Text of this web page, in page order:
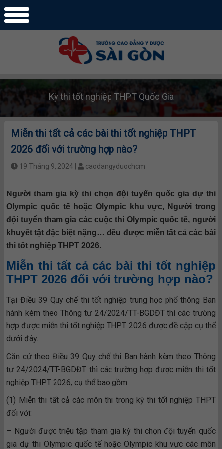
Kỳ thi tốt nghiệp THPT Quốc Gia
Miễn thi tất cả các bài thi tốt nghiệp THPT
2026 đối với trường hợp nào?
19 Tháng 9, 2024 | caodangyduochcm
Người tham gia kỳ thi chọn đội tuyển quốc gia dự thi
Olympic quốc tế hoặc Olympic khu vực, Người trong
đội tuyển tham gia các cuộc thi Olympic quốc tế, người
khuyết tật đặc biệt nặng… đều được miễn tất cả các bài
thi tốt nghiệp THPT 2026.
Miễn thi tất cả các bài thi tốt nghiệp
THPT 2026 đối với trường hợp nào?
Tại Điều 39 Quy chế thi tốt nghiệp trung học phổ thông Ban
hành kèm theo Thông tư 24/2024/TT-BGDĐT thì các trường
hợp được miễn thi tốt nghiệp THPT 2026 được đề cập cụ thể
dưới đây.
Căn cứ theo Điều 39 Quy chế thi Ban hành kèm theo Thông
tư 24/2024/TT-BGDĐT thì các trường hợp được miễn thi tốt
nghiệp THPT 2026, cụ thể bao gồm:
(1) Miễn thi tất cả các môn thi trong kỳ thi tốt nghiệp THPT
đối với:
– Người được triệu tập tham gia kỳ thi chọn đội tuyển quốc
gia dự thi Olympic quốc tế hoặc Olympic khu vực các môn